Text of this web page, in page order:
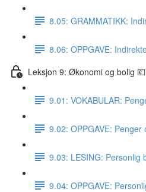
8.05: GRAMMATIKK:
8.06: OPPGAVE:
Leksjon 9: Økonomi og bolig
9.01: VOKABULAR:
9.02: OPPGAVE: Penger
9.03: LESING: Personlig
9.04: OPPGAVE: